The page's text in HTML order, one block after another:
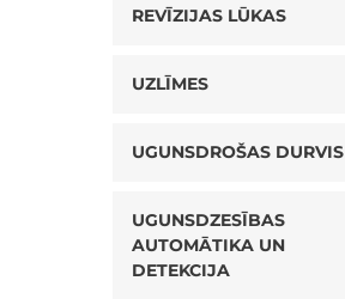
REVĪZIJAS LŪKAS
UZLĪMES
UGUNSDROŠAS DURVIS
UGUNSDZESĪBAS
AUTOMĀTIKA UN
DETEKCIJA